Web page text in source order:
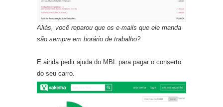
Aliás, você reparou que os e-mails que ele manda
são sempre em horário de trabalho?
E ainda pedir ajuda do MBL para pagar o conserto
do seu carro.